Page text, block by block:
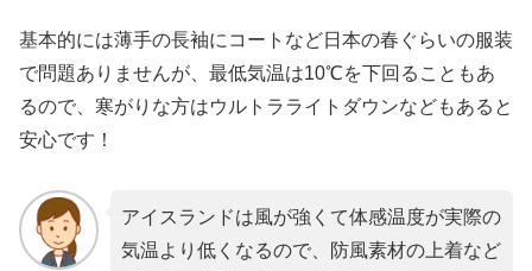
基本的には薄手の長袖にコートなど日本の春ぐらいの服装
で問題ありませんが、最低気温は10℃を下回ることもあ
るので、寒がりな方はウルトラライトダウンなどもあると
安心です！
アイスランドは風が強くて体感温度が実際の
気温より低くなるので、防風素材の上着など